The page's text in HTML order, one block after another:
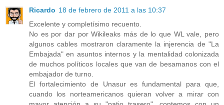
Ricardo 18 de febrero de 2011 a las 10:37
Excelente y completísimo recuento.
No es por dar por Wikileaks más de lo que WL vale, pero
algunos cables mostraron claramente la injerencia de "La
Embajada" en asuntos internos y la mentalidad colonizada
de muchos políticos locales que van de besamanos con el
embajador de turno.
El fortalecimiento de Unasur es fundamental para que,
cuando los norteamericanos quieran volver a mirar con